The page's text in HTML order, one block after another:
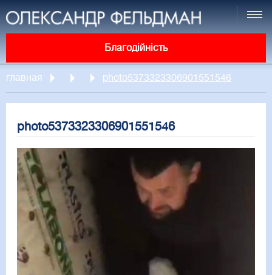
Благодійність
главная photo5373323306901551546
photo5373323306901551546